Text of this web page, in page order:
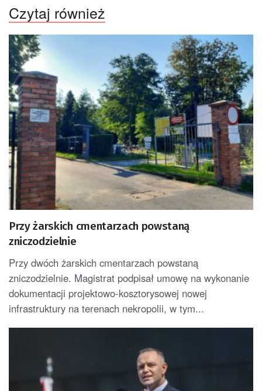
Czytaj również
Przy żarskich cmentarzach powstaną
zniczodzielnie
Przy dwóch żarskich cmentarzach powstaną
zniczodzielnie. Magistrat podpisał umowę na wykonanie
dokumentacji projektowo-kosztorysowej nowej
infrastruktury na terenach nekropolii, w tym...